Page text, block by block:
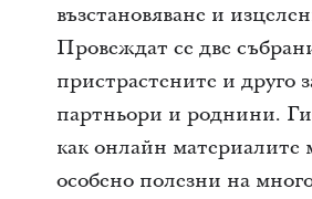
възстановяване и
Провеждат се две
пристрастените и друго
партньори и роднини.
как онлайн материалите
особено полезни на